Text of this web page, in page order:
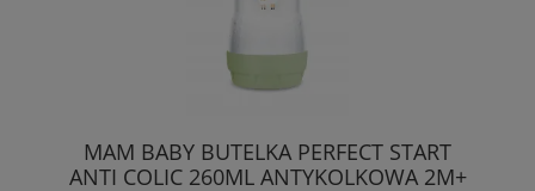
MAM BABY BUTELKA PERFECT START
ANTI COLIC 260ML ANTYKOLKOWA 2M+